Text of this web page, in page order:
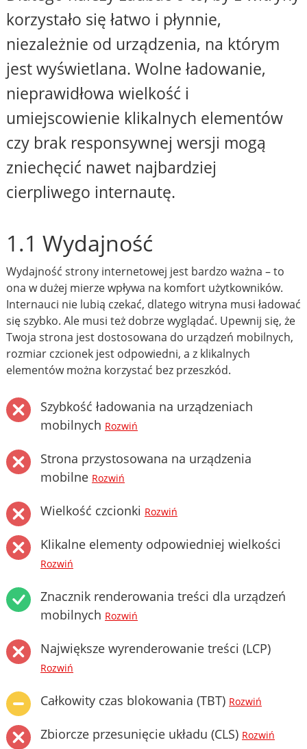
korzystało się łatwo i płynnie,
niezależnie od urządzenia, na którym
jest wyświetlana. Wolne ładowanie,
nieprawidłowa wielkość i
umiejscowienie klikalnych elementów
czy brak responsywnej wersji mogą
zniechęcić nawet najbardziej
cierpliwego internautę.
1.1 Wydajność
Wydajność strony internetowej jest bardzo ważna – to
ona w dużej mierze wpływa na komfort użytkowników.
Internauci nie lubią czekać, dlatego witryna musi ładować
się szybko. Ale musi też dobrze wyglądać. Upewnij się, że
Twoja strona jest dostosowana do urządzeń mobilnych,
rozmiar czcionek jest odpowiedni, a z klikalnych
elementów można korzystać bez przeszkód.
Szybkość ładowania na urządzeniach
mobilnych Rozwiń
Strona przystosowana na urządzenia
mobilne Rozwiń
Wielkość czcionki Rozwiń
Klikalne elementy odpowiedniej wielkości
Rozwiń
Znacznik renderowania treści dla urządzeń
mobilnych Rozwiń
Największe wyrenderowanie treści (LCP)
Rozwiń
Całkowity czas blokowania (TBT) Rozwiń
Zbiorcze przesunięcie układu (CLS) Rozwiń